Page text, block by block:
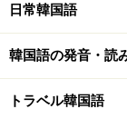
저는 서른 한
（チョヌン ソ
저는 한국
日常韓国語
韓国語の発音・読
トラベル韓国語